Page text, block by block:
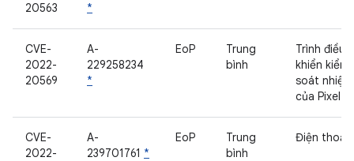
20563
*
CVE-
2022-
20569
A-
229258234
*
EoP
Trung
bình
Trình điều
khiển kiểm
soát nhiệt
của Pixel
CVE-
2022-
A-
239701761 *
EoP
Trung
bình
Điện thoại